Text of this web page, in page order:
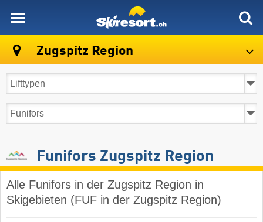
Zugspitz Region
Funifors Zugspitz Region
Alle Funifors in der Zugspitz Region in
Skigebieten (FUF in der Zugspitz Region)